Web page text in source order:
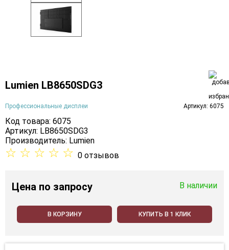
Lumien LB8650SDG3
Профессиональные дисплеи Артикул: 6075
Код товара: 6075
Артикул: LB8650SDG3
Производитель: Lumien
☆ ☆ ☆ ☆ ☆ 0 отзывов
Цена по запросу В наличии
В КОРЗИНУ КУПИТЬ В 1 КЛИК